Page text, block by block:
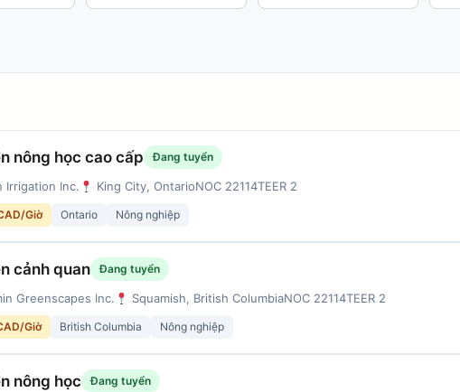
nông học cao cấp Đang tuyển
Irrigation Inc. King City, OntarioNOC 22114TEER 2
Giờ Ontario Nông nghiệp
cảnh quan Đang tuyển
Greenscapes Inc. Squamish, British ColumbiaNOC 22114TEER 2
Giờ British Columbia Nông nghiệp
nông học Đang tuyển